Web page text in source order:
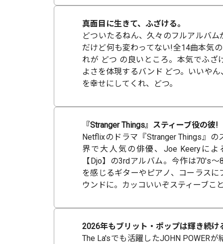
真面目に生きて、ふざける。
どついたるねん、久々のフルアルバ
だけど何も変わってない!全14曲本気
れが どつ の良いところ。本気でふざ
よさを体現するバンド どつ。いいや
を幸せにしてくれ、どつ。
『Stranger Things』スティーブ役の彼!
Netflixのドラマ『Stranger Things』の
界で大人気の俳優、Joe Keeryに
【Djo】の3rdアルバム。今作は70's
を感じるギターやピアノ、コーラスに
ウンドに。カッコいいぞスティーブこ
2026年もブリット・ポップは輝き続け
The La'sでも活躍したJOHN POWER